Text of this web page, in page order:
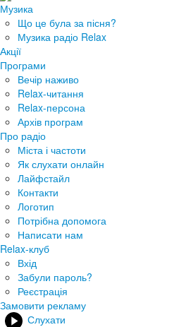
Музика
Що це була за пісня?
Музика радіо Relax
Акції
Програми
Вечір наживо
Relax-читання
Relax-персона
Архів програм
Про радіо
Міста і частоти
Як слухати онлайн
Лайфстайл
Контакти
Логотип
Потрібна допомога
Написати нам
Relax-клуб
Вхід
Забули пароль?
Реєстрація
Замовити рекламу
Слухати